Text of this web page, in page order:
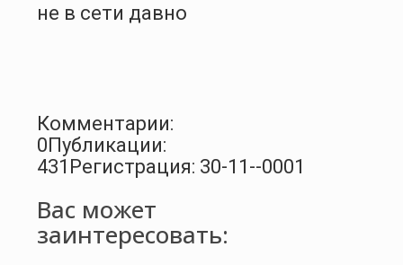
не в сети давно
Комментарии:
0Публикации:
431 Регистрация: 30-11--0001
Вас может
заинтересовать: